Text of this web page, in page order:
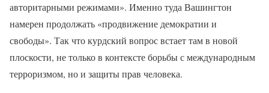
авторитарными режимами». Именно туда Вашингтон
намерен продолжать «продвижение демократии и
свободы». Так что курдский вопрос встает там в новой
плоскости, не только в контексте борьбы с международным
терроризмом, но и защиты прав человека.